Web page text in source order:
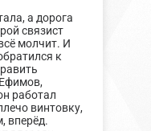
а дорога
связист
молчит. И
к
работал
винтовку,
вперёд.